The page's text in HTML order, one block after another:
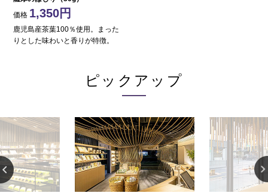
価格 1,350
鹿児島産茶葉100％使用。まった
りとした味わいと香りが特徴。
ピックアップ